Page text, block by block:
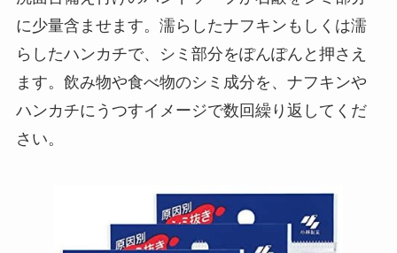
に少量含ませます。濡らしたナフキンもしくは濡
らしたハンカチで、シミ部分をぽんぽんと押さえ
ます。飲み物や食べ物のシミ成分を、ナフキンや
ハンカチにうつすイメージで数回繰り返してくだ
さい。